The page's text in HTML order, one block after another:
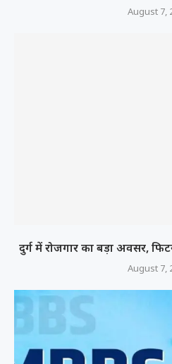
August 7,
दुर्ग में रोजगार का बड़ा अवसर,
August 7,